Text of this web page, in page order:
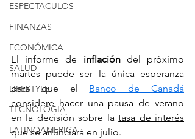
ESPECTACULOS
FINANZAS
ECONÓMICA
SALUD
LIFESTYLE
TECNOLOGIA
LATINOAMERICA
El informe de inflación del próximo
martes puede ser la única esperanza
para que el Banco de Canadá
considere hacer una pausa de verano
en la decisión sobre la tasa de interés
que se anunciará en julio.